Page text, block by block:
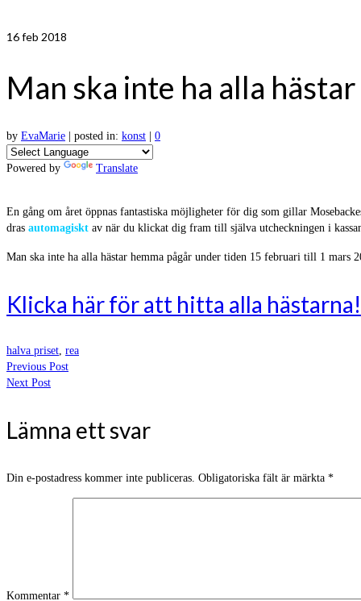
16feb 2018
Man ska inte ha alla
by EvaMarie posted in: konst 0
Powered by Translate
En gång om året öppnas fantastiska möjligheter för dig som gillar
dras automagiskt av när du klickat dig fram till själva utcheckningen i
Man ska inte ha alla hästar hemma pågår under tiden 15 februari till 1 mars
Klicka här för att hitta alla hästarna!
halva priset, rea
Previous Post
Next Post
Lämna ett svar
Din e-postadress kommer inte publiceras. Obligatoriska fält är märkta *
Kommentar *